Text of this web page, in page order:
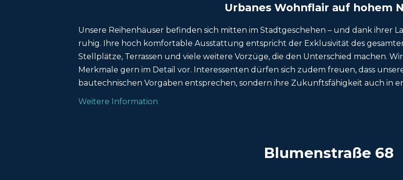
Urbanes Wohnflair auf hohem
Unsere Reihenhäuser befinden sich mitten im Stadtgeschehen – und dank ihrer
ruhig. Ihre hoch komfortable Ausstattung entspricht der Exklusivität des
Stellplätze, Terrassen und viele weitere Vorzüge, die den Unterschied machen.
Merkmale gern im Detail vor. Interessenten dürfen sich zudem freuen, dass
bautechnischen Vorgaben entsprechen, sondern ihre Zukunftsfähigkeit auch in
Weitere Information
Blumenstraße 68